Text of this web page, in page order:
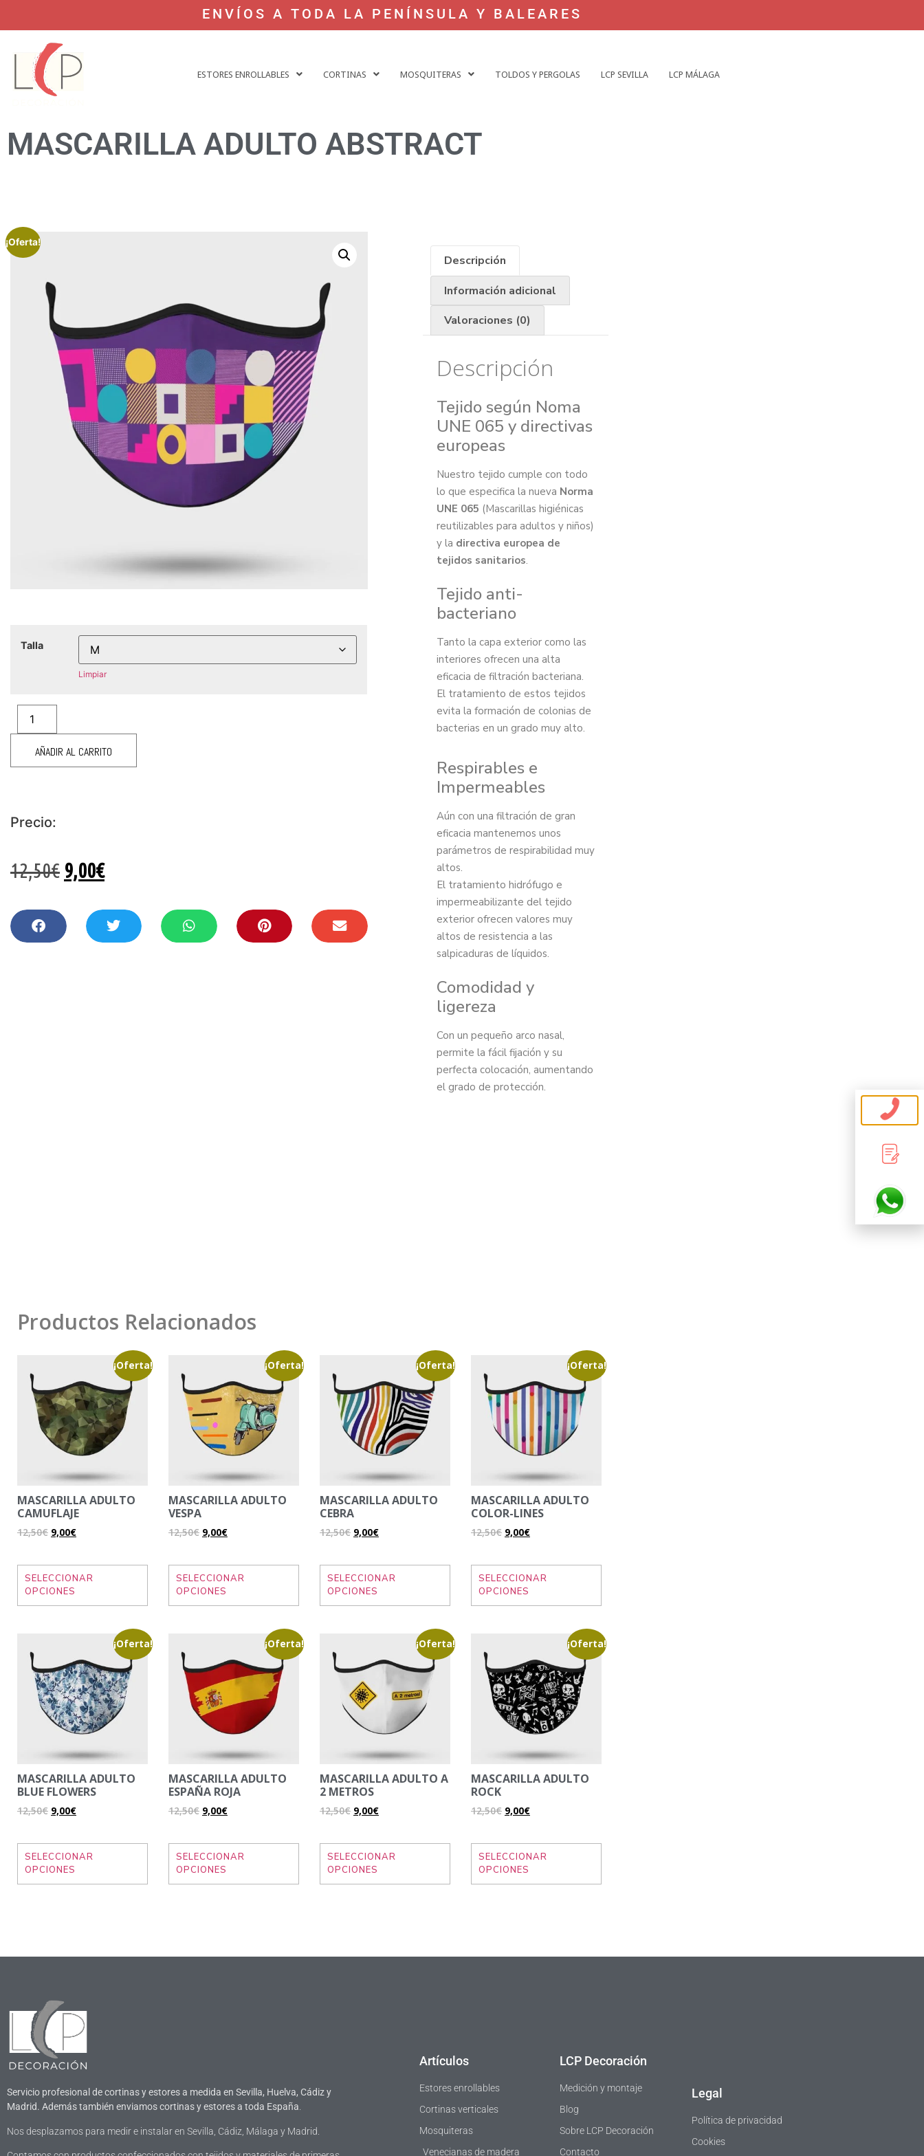
ENVÍOS A TODA LA PENÍNSULA Y BALEARES
ESTORES ENROLLABLES CORTINAS MOSQUITERAS TOLDOS Y PERGOLAS LCP SEVILLA LCP MÁLAGA
MASCARILLA ADULTO ABSTRACT
¡Oferta!
Talla
Limpiar
AÑADIR AL CARRITO
Precio:
12,50€ 9,00€
Descripción
Información adicional
Valoraciones (0)
Descripción
Tejido según Noma
UNE 065 y directivas
europeas
Nuestro tejido cumple con todo
lo que especifica la nueva Norma
UNE 065 (Mascarillas higiénicas
reutilizables para adultos y niños)
y la directiva europea de
tejidos sanitarios.
Tejido anti-
bacteriano
Tanto la capa exterior como las
interiores ofrecen una alta
eficacia de filtración bacteriana.
El tratamiento de estos tejidos
evita la formación de colonias de
bacterias en un grado muy alto.
Respirables e
Impermeables
Aún con una filtración de gran
eficacia mantenemos unos
parámetros de respirabilidad muy
altos.
El tratamiento hidrófugo e
impermeabilizante del tejido
exterior ofrecen valores muy
altos de resistencia a las
salpicaduras de líquidos.
Comodidad y
ligereza
Con un pequeño arco nasal,
permite la fácil fijación y su
perfecta colocación, aumentando
el grado de protección.
Productos Relacionados
¡Oferta!
MASCARILLA ADULTO
CAMUFLAJE
12,50€ 9,00€
SELECCIONAR
OPCIONES
¡Oferta!
MASCARILLA ADULTO
VESPA
12,50€ 9,00€
SELECCIONAR
OPCIONES
¡Oferta!
MASCARILLA ADULTO
CEBRA
12,50€ 9,00€
SELECCIONAR
OPCIONES
¡Oferta!
MASCARILLA ADULTO
COLOR-LINES
12,50€ 9,00€
SELECCIONAR
OPCIONES
¡Oferta!
MASCARILLA ADULTO
BLUE FLOWERS
12,50€ 9,00€
SELECCIONAR
OPCIONES
¡Oferta!
MASCARILLA ADULTO
ESPAÑA ROJA
12,50€ 9,00€
SELECCIONAR
OPCIONES
¡Oferta!
MASCARILLA ADULTO A
2 METROS
12,50€ 9,00€
SELECCIONAR
OPCIONES
¡Oferta!
MASCARILLA ADULTO
ROCK
12,50€ 9,00€
SELECCIONAR
OPCIONES
Servicio profesional de cortinas y estores a medida en Sevilla, Huelva, Cádiz y
Madrid. Además también enviamos cortinas y estores a toda España
Nos desplazamos para medir e instalar en Sevilla, Cádiz, Málaga y Madrid.
Artículos
Estores enrollables
Cortinas verticales
Mosquiteras
Venecianas de madera
LCP Decoración
Medición y montaje
Blog
Sobre LCP Decoración
Contacto
Legal
Política de privacidad
Cookies